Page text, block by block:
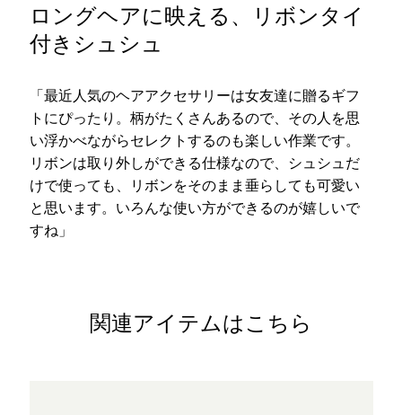
ロングヘアに映える、リボンタイ
付きシュシュ
「最近人気のヘアアクセサリーは女友達に贈るギフ
トにぴったり。柄がたくさんあるので、その人を思
い浮かべながらセレクトするのも楽しい作業です。
リボンは取り外しができる仕様なので、シュシュだ
けで使っても、リボンをそのまま垂らしても可愛い
と思います。いろんな使い方ができるのが嬉しいで
すね」
関連アイテムはこちら